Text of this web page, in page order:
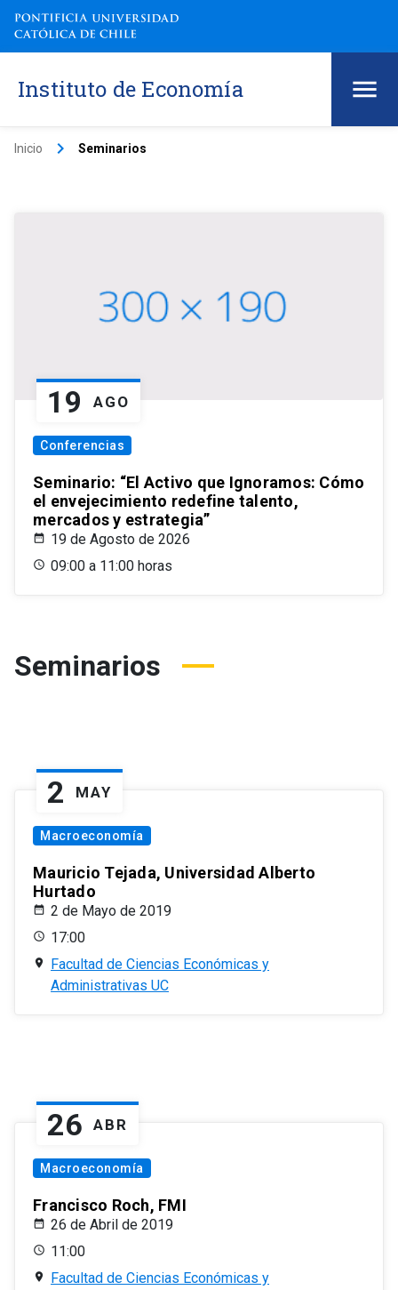
Instituto de Economía
Inicio keyboard_arrow_right Seminarios
19 AGO
Conferencias
Seminario: “El Activo que Ignoramos: Cómo
el envejecimiento redefine talento,
mercados y estrategia”
19 de Agosto de 2026
09:00 a 11:00 horas
Seminarios
2 MAY
Macroeconomía
Mauricio Tejada, Universidad Alberto
Hurtado
2 de Mayo de 2019
17:00
Facultad de Ciencias Económicas y
Administrativas UC
26 ABR
Macroeconomía
Francisco Roch, FMI
26 de Abril de 2019
11:00
Facultad de Ciencias Económicas y